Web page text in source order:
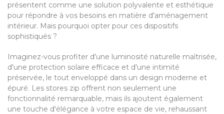
présentent comme une solution polyvalente et esthétique
pour répondre à vos besoins en matière d'aménagement
intérieur. Mais pourquoi opter pour ces dispositifs
sophistiqués ?
Imaginez-vous profiter d'une luminosité naturelle maîtrisée,
d'une protection solaire efficace et d'une intimité
préservée, le tout enveloppé dans un design moderne et
épuré. Les stores zip offrent non seulement une
fonctionnalité remarquable, mais ils ajoutent également
une touche d'élégance à votre espace de vie, rehaussant